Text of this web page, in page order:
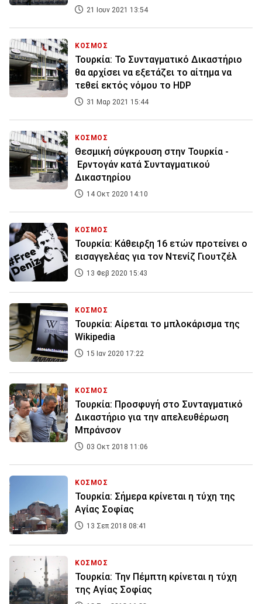
21 Ιουν 2021 13:54
ΚΟΣΜΟΣ
Τουρκία: Το Συνταγματικό Δικαστήριο
θα αρχίσει να εξετάζει το αίτημα να
τεθεί εκτός νόμου το HDP
31 Μαρ 2021 15:44
ΚΟΣΜΟΣ
Θεσμική σύγκρουση στην Τουρκία -
Ερντογάν κατά Συνταγματικού
Δικαστηρίου
14 Οκτ 2020 14:10
ΚΟΣΜΟΣ
Τουρκία: Κάθειρξη 16 ετών προτείνει ο
εισαγγελέας για τον Ντενίζ Γιουτζέλ
13 Φεβ 2020 15:43
ΚΟΣΜΟΣ
Τουρκία: Αίρεται το μπλοκάρισμα της
Wikipedia
15 Ιαν 2020 17:22
ΚΟΣΜΟΣ
Τουρκία: Προσφυγή στο Συνταγματικό
Δικαστήριο για την απελευθέρωση
Μπράνσον
03 Οκτ 2018 11:06
ΚΟΣΜΟΣ
Τουρκία: Σήμερα κρίνεται η τύχη της
Αγίας Σοφίας
13 Σεπ 2018 08:41
ΚΟΣΜΟΣ
Τουρκία: Την Πέμπτη κρίνεται η τύχη
της Αγίας Σοφίας